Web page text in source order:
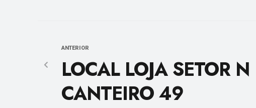
ANTERIOR
LOCAL LOJA SETOR N
CANTEIRO 49